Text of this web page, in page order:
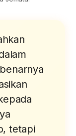
tetapi